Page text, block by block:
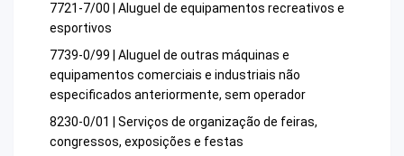
7721-7/00 | Aluguel de equipamentos recreativos e
esportivos
7739-0/99 | Aluguel de outras máquinas e
equipamentos comerciais e industriais não
especificados anteriormente, sem operador
8230-0/01 | Serviços de organização de feiras,
congressos, exposições e festas